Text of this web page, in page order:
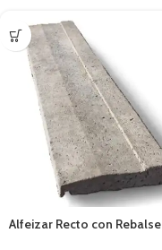
Alfeizar Recto con Rebalse